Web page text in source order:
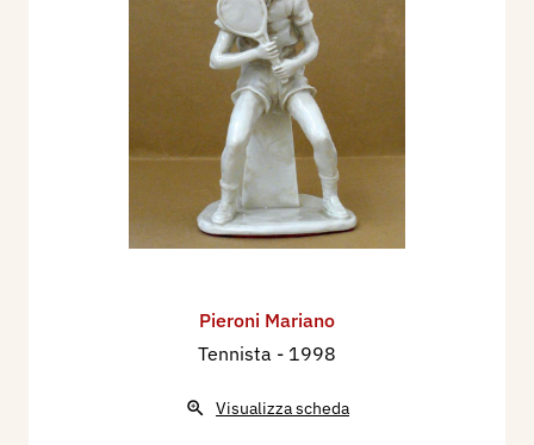
Pieroni Mariano
Tennista - 1998
Visualizza scheda